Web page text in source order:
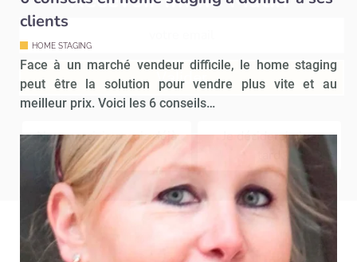
clients
HOME STAGING
Face à un marché vendeur difficile, le home staging
peut être la solution pour vendre plus vite et au
meilleur prix. Voici les 6 conseils…
Valider
Non merci, je reçois déjà
!
Je déciderai plus